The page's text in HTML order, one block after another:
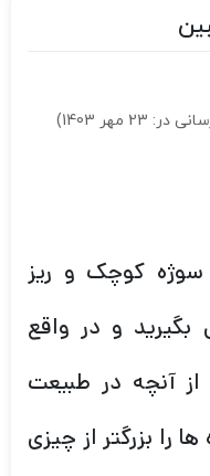
کوچک و ریز
بگیرید و در واقع
آنچه در طبیعت
را بزرگتر از چیزی